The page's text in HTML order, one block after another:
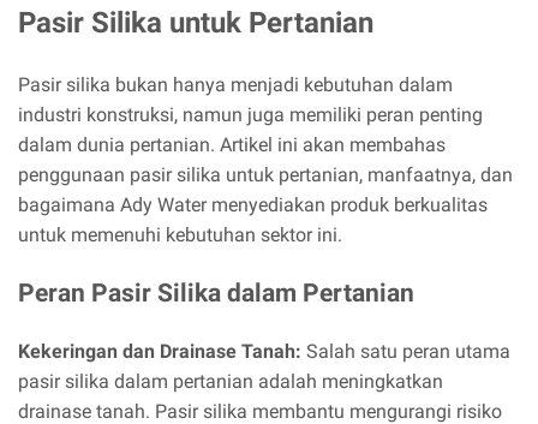
Pasir Silika untuk Pertanian
Pasir silika bukan hanya menjadi kebutuhan dalam
industri konstruksi, namun juga memiliki peran penting
dalam dunia pertanian. Artikel ini akan membahas
penggunaan pasir silika untuk pertanian, manfaatnya, dan
bagaimana Ady Water menyediakan produk berkualitas
untuk memenuhi kebutuhan sektor ini.
Peran Pasir Silika dalam Pertanian
Kekeringan dan Drainase Tanah: Salah satu peran utama
pasir silika dalam pertanian adalah meningkatkan
drainase tanah. Pasir silika membantu mengurangi risiko